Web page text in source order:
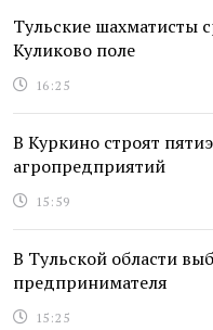
Тульские шахматисты
Куликово поле
16:25
В Куркино строят
агропредприятий
15:59
В Тульской области
предпринимателя
15:25